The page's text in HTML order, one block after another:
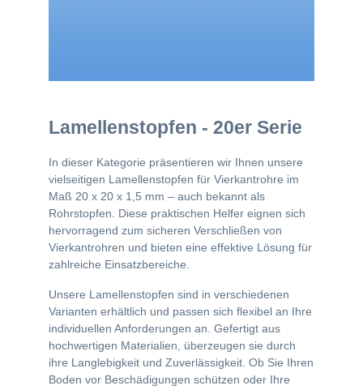
Lamellenstopfen - 20er Serie
In dieser Kategorie präsentieren wir Ihnen unsere
vielseitigen Lamellenstopfen für Vierkantrohre im
Maß 20 x 20 x 1,5 mm – auch bekannt als
Rohrstopfen. Diese praktischen Helfer eignen sich
hervorragend zum sicheren Verschließen von
Vierkantrohren und bieten eine effektive Lösung für
zahlreiche Einsatzbereiche.
Unsere Lamellenstopfen sind in verschiedenen
Varianten erhältlich und passen sich flexibel an Ihre
individuellen Anforderungen an. Gefertigt aus
hochwertigen Materialien, überzeugen sie durch
ihre Langlebigkeit und Zuverlässigkeit. Ob Sie Ihren
Boden vor Beschädigungen schützen oder Ihre